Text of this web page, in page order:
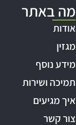
מה באתר
אודות
מגזין
מידע נוסף
תמיכה ושירות
איך מגיעים
צור קשר